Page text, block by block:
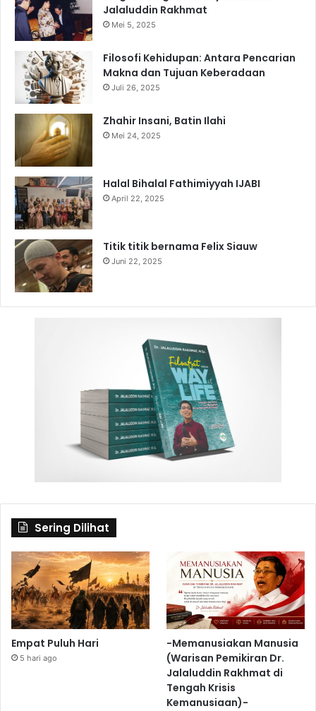
Jalaluddin Rakhmat
Mei 5, 2025
Filosofi Kehidupan: Antara Pencarian
Makna dan Tujuan Keberadaan
Juli 26, 2025
Zhahir Insani, Batin Ilahi
Mei 24, 2025
Halal Bihalal Fathimiyyah IJABI
April 22, 2025
Titik titik bernama Felix Siauw
Juni 22, 2025
Sering Dilihat
Empat Puluh Hari
5 hari ago
-Memanusiakan Manusia
(Warisan Pemikiran Dr.
Jalaluddin Rakhmat di
Tengah Krisis
Kemanusiaan)-